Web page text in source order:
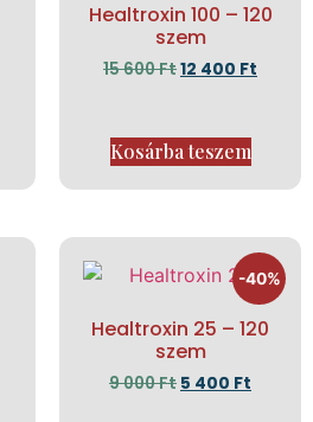
Healtroxin 100 – 120
szem
15 600Ft12 400 Ft
Kosárba teszem
-40%
Healtroxin 25 – 120
szem
9 000Ft 5 400 Ft